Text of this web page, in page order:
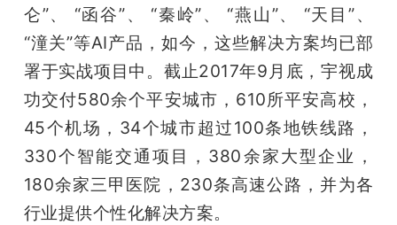
仑”、 “函谷”、 “秦岭”、 “燕山”、 “天目”、
“潼关”等AI产品，如今，这些解决方案均已部
署于实战项目中。截止2017年9月底，宇视成
功交付580余个平安城市，610所平安高校，
45个机场，34个城市超过100条地铁线路，
330个智能交通项目，380余家大型企业，
180余家三甲医院，230条高速公路，并为各
行业提供个性化解决方案。